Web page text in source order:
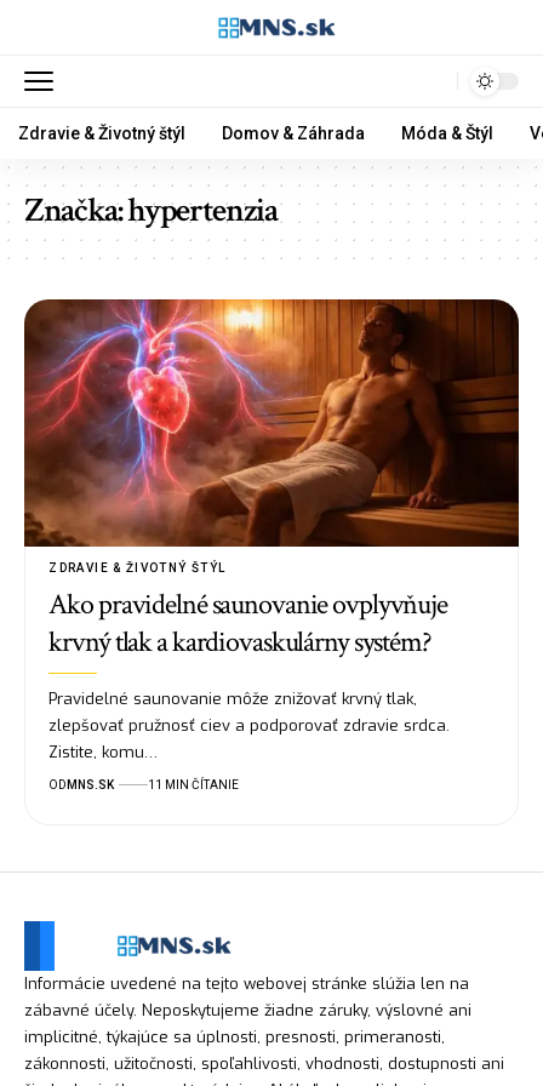
Zdravie & Životný štýl Domov & Záhrada Móda & Štýl
Značka:hypertenzia
ZDRAVIE & ŽIVOTNÝ ŠTÝL
Ako pravidelné saunovanie ovplyvňuje
krvný tlak a kardiovaskulárny systém?
Pravidelné saunovanie môže znižovať krvný tlak,
zlepšovať pružnosť ciev a podporovať zdravie srdca.
Zistite, komu…
OD MNS.SK 11 MIN ČÍTANIE
Informácie uvedené na tejto webovej stránke slúžia len na
zábavné účely. Neposkytujeme žiadne záruky, výslovné ani
implicitné, týkajúce sa úplnosti, presnosti, primeranosti,
zákonnosti, užitočnosti, spoľahlivosti, vhodnosti, dostupnosti ani